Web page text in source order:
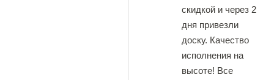
скидкой и через 2
дня привезли
доску. Качество
исполнения на
высоте! Все